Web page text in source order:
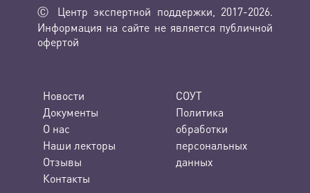
Ⓒ Центр экспертной поддержки, 2017-2026.
Информация на сайте не является публичной
офертой
Новости
Документы
О нас
Наши лекторы
Отзывы
Контакты
СОУТ
Политика
обработки
персональных
данных